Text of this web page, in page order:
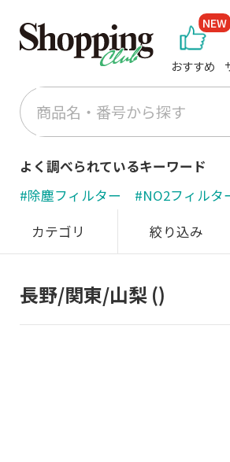
おすすめ
NEW
よく調べられているキーワード
#除塵フィルター
#NO2フィルタ
カテゴリ
絞り込み
長野/関東/山梨 ()